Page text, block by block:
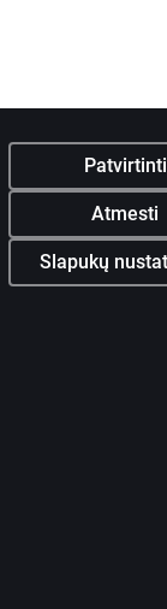
Patvirtinti
Atmesti
Slapukų